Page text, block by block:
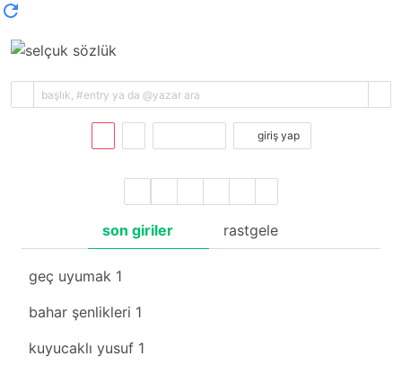
giriş yap
son giriler rastgele
geç uyumak 1
bahar şenlikleri 1
kuyucaklı yusuf 1